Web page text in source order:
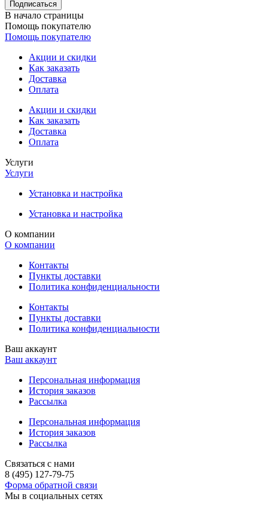
В начало страницы
Помощь покупателю
Помощь покупателю
Акции и скидки
Как заказать
Доставка
Оплата
Акции и скидки
Как заказать
Доставка
Оплата
Услуги
Услуги
Установка и настройка
Установка и настройка
О компании
О компании
Контакты
Пункты доставки
Политика конфиденциальности
Контакты
Пункты доставки
Политика конфиденциальности
Ваш аккаунт
Ваш аккаунт
Персональная информация
История заказов
Рассылка
Персональная информация
История заказов
Рассылка
Связаться с нами
8 (495) 127-79-75
Форма обратной связи
Мы в социальных сетях